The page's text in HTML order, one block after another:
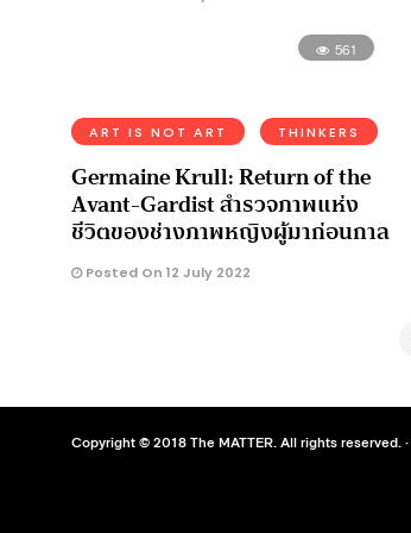
561
ART IS NOT ART THINKERS
Germaine Krull: Return of the
Avant-Gardist สำรวจภาพแห่ง
ชีวิตของช่างภาพหญิงผู้มาก่อนกาล
Posted On 12 July 2022
Copyright © 2018 The MATTER. All rights reserved. ·